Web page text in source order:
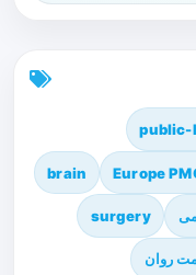
public-
Europe
brain
surgery
روان